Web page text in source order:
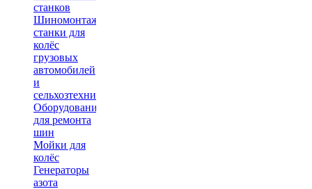
станков
Шиномонтажные
станки для
колёс
грузовых
автомобилей
и
сельхозтехники
Оборудование
для ремонта
шин
Мойки для
колёс
Генераторы
азота